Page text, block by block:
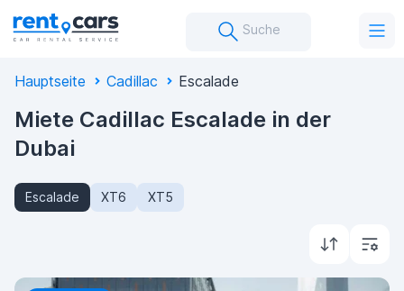
Suche
Hauptseite Cadillac Escalade
Miete Cadillac Escalade in der
Dubai
Escalade XT6 XT5